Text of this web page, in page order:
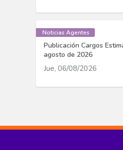
Noticias Agentes
Publicación Cargos
agosto de 2026
Jue, 06/08/2026